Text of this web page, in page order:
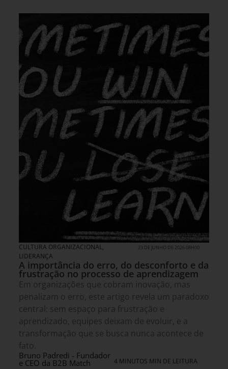
CULTURA ORGANIZACIONAL,
LIDERANÇA
23 DE JUNHO DE 2026 08H00
A importância do erro, do desconforto e da
frustração no processo de aprendizagem
Em organizações que cobram inovação, mas
penalizam o erro, este artigo revela um paradoxo
central: sem espaço para frustração e
aprendizado, equipes deixam de evoluir, e a
transformação que se busca nunca acontece de
fato.
Bruno Padredi - Fundador
e CEO da B2B Match 4 MINUTOS MIN DE LEITURA